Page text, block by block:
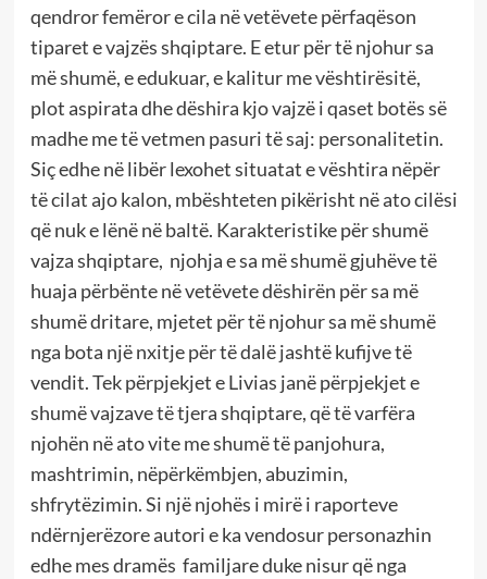
qendror femëror e cila në vetëvete përfaqëson
tiparet e vajzës shqiptare. E etur për të njohur sa
më shumë, e edukuar, e kalitur me vështirësitë,
plot aspirata dhe dëshira kjo vajzë i qaset botës së
madhe me të vetmen pasuri të saj: personalitetin.
Siç edhe në libër lexohet situatat e vështira nëpër
të cilat ajo kalon, mbështeten pikërisht në ato cilësi
që nuk e lënë në baltë. Karakteristike për shumë
vajza shqiptare, njohja e sa më shumë gjuhëve të
huaja përbënte në vetëvete dëshirën për sa më
shumë dritare, mjetet për të njohur sa më shumë
nga bota një nxitje për të dalë jashtë kufijve të
vendit. Tek përpjekjet e Livias janë përpjekjet e
shumë vajzave të tjera shqiptare, që të varfëra
njohën në ato vite me shumë të panjohura,
mashtrimin, nëpërkëmbjen, abuzimin,
shfrytëzimin. Si një njohës i mirë i raporteve
ndërnjerëzore autori e ka vendosur personazhin
edhe mes dramës familjare duke nisur që nga